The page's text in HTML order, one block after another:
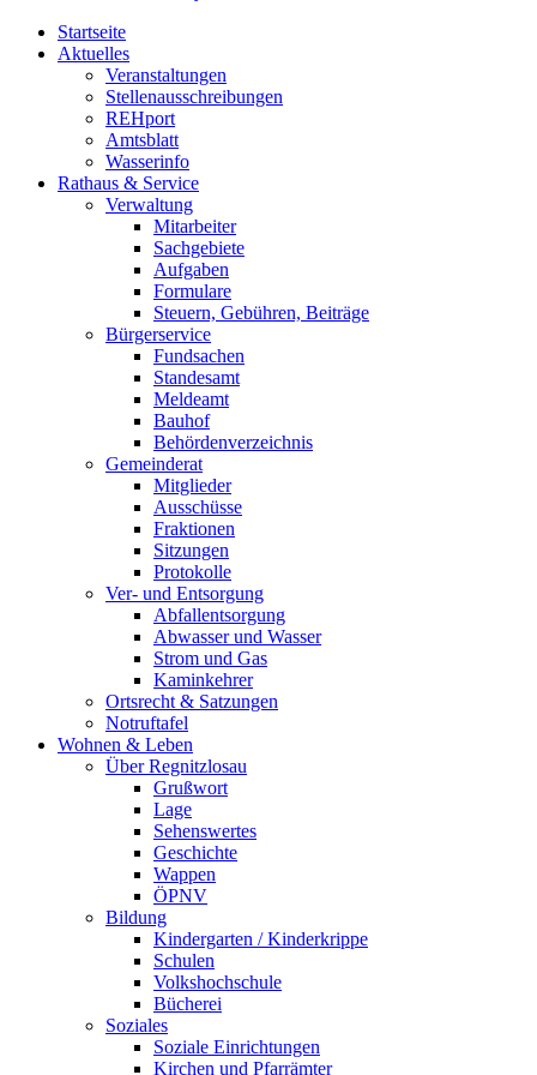
Startseite
Aktuelles
Veranstaltungen
Stellenausschreibungen
REHport
Amtsblatt
Wasserinfo
Rathaus & Service
Verwaltung
Mitarbeiter
Sachgebiete
Aufgaben
Formulare
Steuern, Gebühren, Beiträge
Bürgerservice
Fundsachen
Standesamt
Meldeamt
Bauhof
Behördenverzeichnis
Gemeinderat
Mitglieder
Ausschüsse
Fraktionen
Sitzungen
Protokolle
Ver- und Entsorgung
Abfallentsorgung
Abwasser und Wasser
Strom und Gas
Kaminkehrer
Ortsrecht & Satzungen
Notruftafel
Wohnen & Leben
Über Regnitzlosau
Grußwort
Lage
Sehenswertes
Geschichte
Wappen
ÖPNV
Bildung
Kindergarten / Kinderkrippe
Schulen
Volkshochschule
Bücherei
Soziales
Soziale Einrichtungen
Kirchen und Pfarrämter